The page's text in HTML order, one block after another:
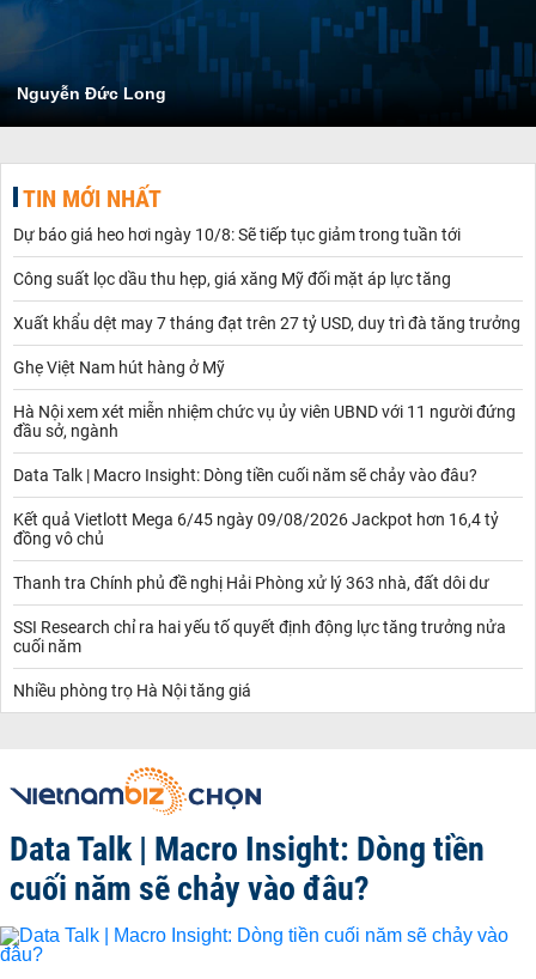
Nguyễn Đức Long
TIN MỚI NHẤT
Dự báo giá heo hơi ngày 10/8: Sẽ tiếp tục giảm trong tuần tới
Công suất lọc dầu thu hẹp, giá xăng Mỹ đối mặt áp lực tăng
Xuất khẩu dệt may 7 tháng đạt trên 27 tỷ USD, duy trì đà tăng trưởng
Ghẹ Việt Nam hút hàng ở Mỹ
Hà Nội xem xét miễn nhiệm chức vụ ủy viên UBND với 11 người đứng
đầu sở, ngành
Data Talk | Macro Insight: Dòng tiền cuối năm sẽ chảy vào đâu?
Kết quả Vietlott Mega 6/45 ngày 09/08/2026 Jackpot hơn 16,4 tỷ
đồng vô chủ
Thanh tra Chính phủ đề nghị Hải Phòng xử lý 363 nhà, đất dôi dư
SSI Research chỉ ra hai yếu tố quyết định động lực tăng trưởng nửa
cuối năm
Nhiều phòng trọ Hà Nội tăng giá
Data Talk | Macro Insight: Dòng tiền
cuối năm sẽ chảy vào đâu?